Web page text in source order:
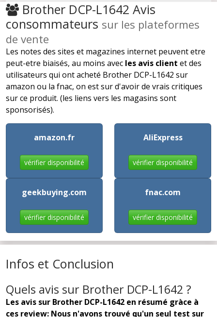
Brother DCP-L1642 Avis
consommateurs sur les plateformes
de vente
Les notes des sites et magazines internet peuvent etre
peut-etre biaisés, au moins avec les avis client et des
utilisateurs qui ont acheté Brother DCP-L1642 sur
amazon ou la fnac, on est sur d'avoir de vrais critiques
sur ce produit. (les liens vers les magasins sont
sponsorisés).
amazon.fr
vérifier disponibilité
AliExpress
vérifier disponibilité
geekbuying.com
vérifier disponibilité
fnac.com
vérifier disponibilité
Infos et Conclusion
Quels avis sur Brother DCP-L1642 ?
Les avis sur Brother DCP-L1642 en résumé gràce à
ces review: Nous n'avons trouvé qu'un seul test sur